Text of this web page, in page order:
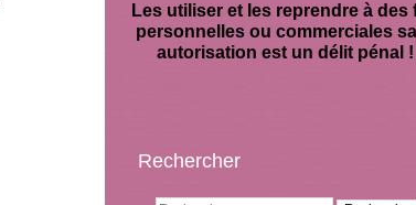
Les utiliser et les reprendre à des
personnelles ou commerciales
autorisation est un délit pénal !
Rechercher